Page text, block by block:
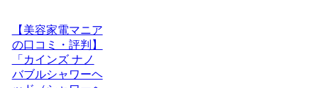
【美容家電マニア
の口コミ・評判】
「カインズ ナノ
バブルシャワーヘ